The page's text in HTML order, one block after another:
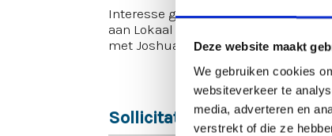
Deze website maakt
We gebruiken cookies
websiteverkeer te
media, adverteren en
verstrekt of die ze
Interesse gewekt? Solliciteer dan
aan Lokaal Werkt. Ze zullen na je
met Joshua via joshua@lokaal-
Sollicitatieprocedure